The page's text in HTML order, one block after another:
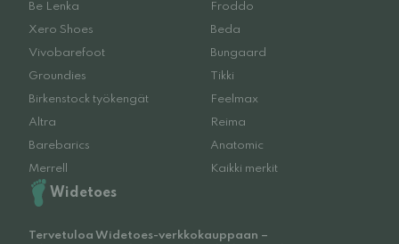
Be Lenka
Froddo
Xero Shoes
Beda
Vivobarefoot
Bungaard
Groundies
Tikki
Birkenstock työkengät
Feelmax
Altra
Reima
Barebarics
Anatomic
Merrell
Kaikki merkit
Widetoes
Tervetuloa Widetoes-verkkokauppaan –